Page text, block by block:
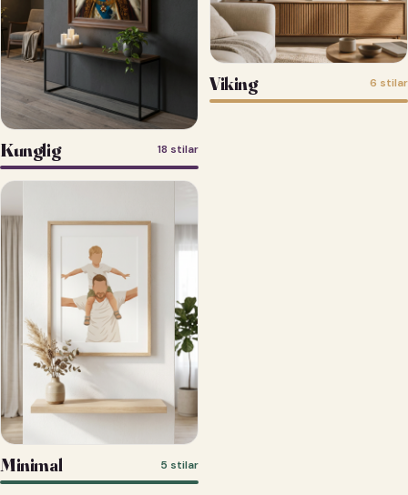
Kunglig 18 stilar
Viking 6 stilar
Minimal 5 stilar